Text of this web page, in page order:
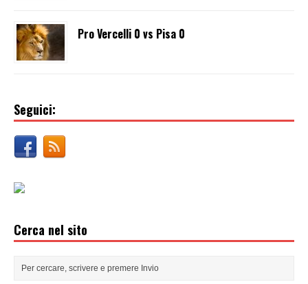
Pro Vercelli 0 vs Pisa 0
Seguici:
Cerca nel sito